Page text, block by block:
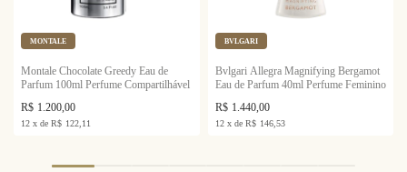
MONTALE
Montale Chocolate Greedy Eau de
Parfum 100ml Perfume Compartilhável
R$ 1.200,00
12 x de R$ 122,11
BVLGARI
Bvlgari Allegra Magnifying Bergamot
Eau de Parfum 40ml Perfume Feminino
R$ 1.440,00
12 x de R$ 146,53